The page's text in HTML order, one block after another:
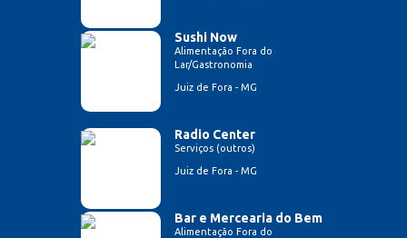
Sushi Now
Alimentação Fora do
Lar/Gastronomia
Juiz de Fora - MG
Radio Center
Serviços (outros)
Juiz de Fora - MG
Bar e Mercearia do Bem
Alimentação Fora do